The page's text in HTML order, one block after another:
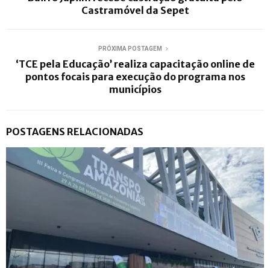
Castramóvel da Sepet
PRÓXIMA POSTAGEM
‘TCE pela Educação’ realiza capacitação online de
pontos focais para execução do programa nos
municípios
POSTAGENS RELACIONADAS